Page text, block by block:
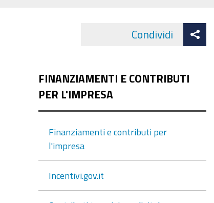
Condividi
FINANZIAMENTI E CONTRIBUTI
PER L'IMPRESA
Finanziamenti e contributi per
l'impresa
Incentivi.gov.it